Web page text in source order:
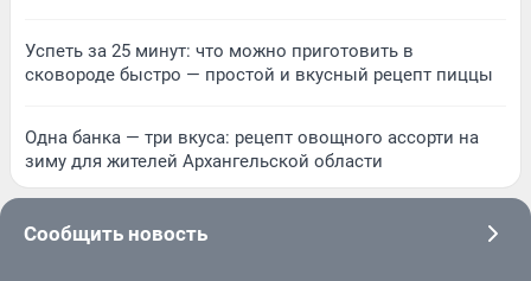
Успеть за 25 минут: что можно приготовить в
сковороде быстро — простой и вкусный рецепт пиццы
Одна банка — три вкуса: рецепт овощного ассорти на
зиму для жителей Архангельской области
Сообщить новость